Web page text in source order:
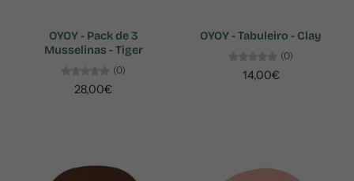
OYOY - Pack de 3
Musselinas - Tiger
(0)
28,00€
OYOY - Tabuleiro - Clay
(0)
14,00€